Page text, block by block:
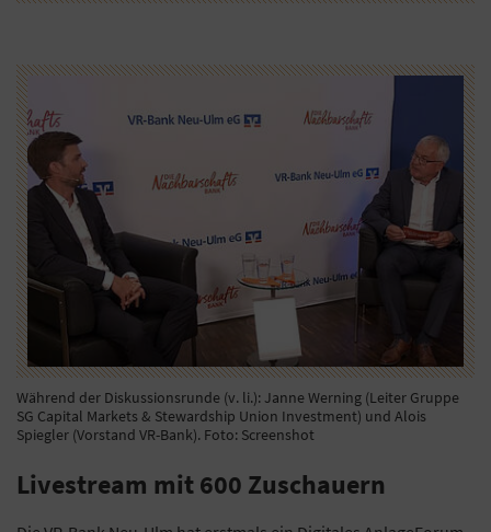
Während der Diskussionsrunde (v. li.): Janne Werning (Leiter Gruppe
SG Capital Markets & Stewardship Union Investment) und Alois
Spiegler (Vorstand VR-Bank). Foto: Screenshot
Livestream mit 600 Zuschauern